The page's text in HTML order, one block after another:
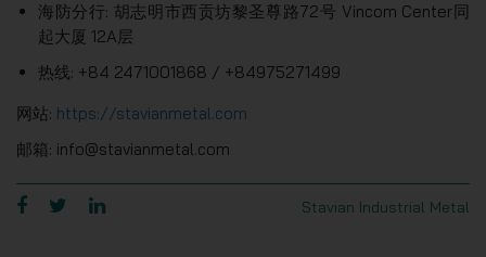
海防分行: 胡志明市西贡坊黎圣尊路72号 Vincom Center同
起大厦 12A层
热线: +84 2471001868 / +84975271499
网站: https://stavianmetal.com
邮箱: info@stavianmetal.com
Stavian Industrial Metal